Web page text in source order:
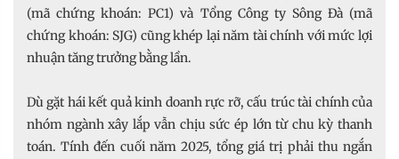
(mã chứng khoán: PC1) và Tổng Công ty Sông Đà (mã
chứng khoán: SJG) cũng khép lại năm tài chính với mức lợi
nhuận tăng trưởng bằng lần.
Dù gặt hái kết quả kinh doanh rực rỡ, cấu trúc tài chính của
nhóm ngành xây lắp vẫn chịu sức ép lớn từ chu kỳ thanh
toán. Tính đến cuối năm 2025, tổng giá trị phải thu ngắn